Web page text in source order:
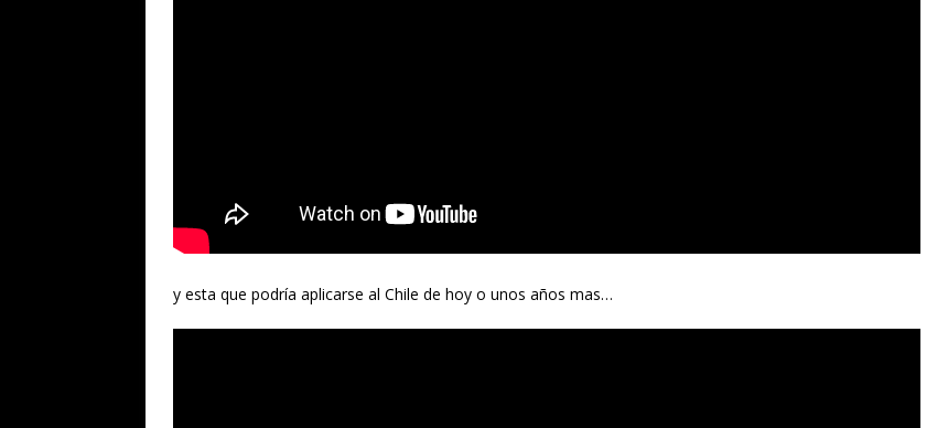
y esta que podría aplicarse al Chile de hoy o unos años mas…